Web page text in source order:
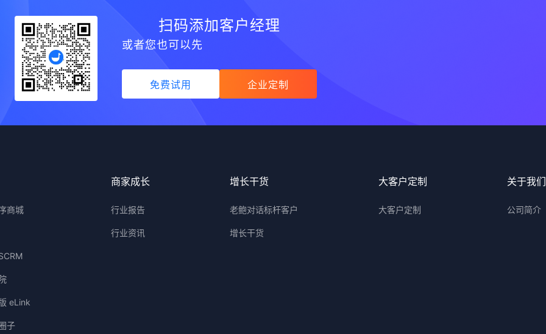
扫码添加客户经理
或者您也可以先
免费试用 企业定制
商城
eLink
子
商家成长
行业报告
行业资讯
增长干货
老鲍对话标杆客户
增长干货
大客户定制
大客户定制
关于我们
公司简介